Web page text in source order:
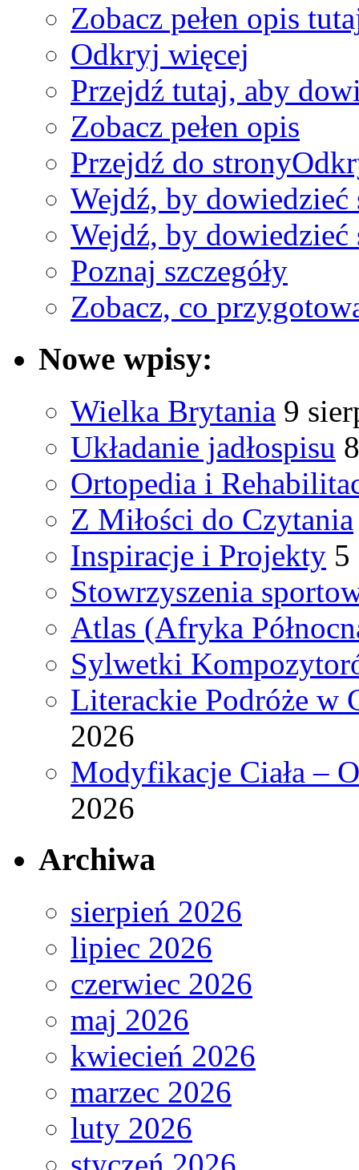
Zobacz pełen opis
Odkryj więcej
Przejdź tutaj, aby
Zobacz pełen opis
Przejdź do strony
Wejdź, by dowiedzieć
Wejdź, by dowiedzieć
Poznaj szczegóły
Zobacz, co
Nowe wpisy:
Wielka Brytania 9
Układanie jadłospisu
Ortopedia i
Z Miłości do Czytania
Inspiracje i Projekty 5
Stowrzyszenia
Atlas (Afryka
Sylwetki
Literackie Podróże w
2026
Modyfikacje Ciała –
2026
Archiwa
sierpień 2026
lipiec 2026
czerwiec 2026
maj 2026
kwiecień 2026
marzec 2026
luty 2026